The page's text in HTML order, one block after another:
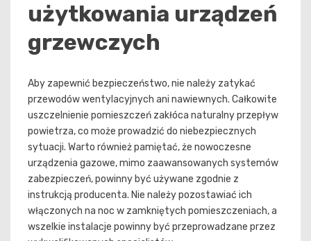
użytkowania urządzeń
grzewczych
Aby zapewnić bezpieczeństwo, nie należy zatykać
przewodów wentylacyjnych ani nawiewnych. Całkowite
uszczelnienie pomieszczeń zakłóca naturalny przepływ
powietrza, co może prowadzić do niebezpiecznych
sytuacji. Warto również pamiętać, że nowoczesne
urządzenia gazowe, mimo zaawansowanych systemów
zabezpieczeń, powinny być używane zgodnie z
instrukcją producenta. Nie należy pozostawiać ich
włączonych na noc w zamkniętych pomieszczeniach, a
wszelkie instalacje powinny być przeprowadzane przez